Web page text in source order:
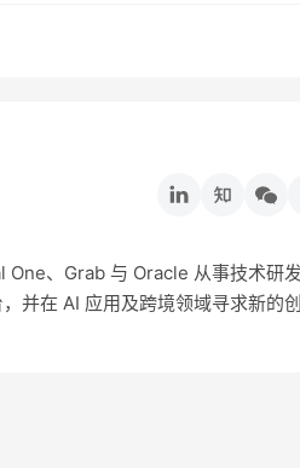
、Grab 与 Oracle 从事技术研发
并在 AI 应用及跨境领域寻求新的